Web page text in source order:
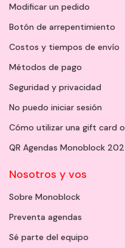
Modificar un pedido
Botón de arrepentimiento
Costos y tiempos de envío
Métodos de pago
Seguridad y privacidad
No puedo iniciar sesión
Cómo utilizar una gift card
QR Agendas Monoblock
Nosotros y vos
Sobre Monoblock
Preventa agendas
Sé parte del equipo